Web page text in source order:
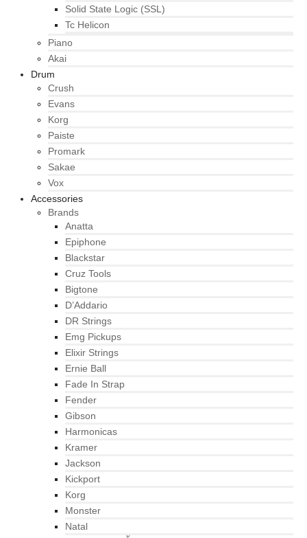
Solid State Logic (SSL)
Tc Helicon
Piano
Akai
Drum
Crush
Evans
Korg
Paiste
Promark
Sakae
Vox
Accessories
Brands
Anatta
Epiphone
Blackstar
Cruz Tools
Bigtone
D’Addario
DR Strings
Emg Pickups
Elixir Strings
Ernie Ball
Fade In Strap
Fender
Gibson
Harmonicas
Kramer
Jackson
Kickport
Korg
Monster
Natal